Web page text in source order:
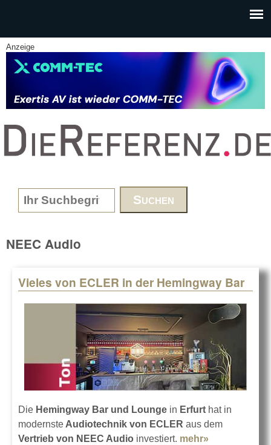
Anzeige
www.DieReferenz.de
Search form
NEEC Audio
Vieles von ECLER in der Hemingway Bar
Die Hemingway Bar und Lounge in Erfurt hat in
modernste Audiotechnik von ECLER aus dem
Vertrieb von NEEC Audio investiert. mehr»